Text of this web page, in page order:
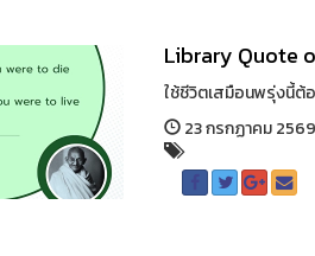
Library Quote
ใช้ชีวิตเสมือนพรุ่งนี้ต้
23 กรกฏาคม